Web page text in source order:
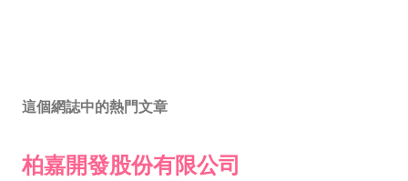
這個網誌中的熱門文章
柏嘉開發股份有限公司